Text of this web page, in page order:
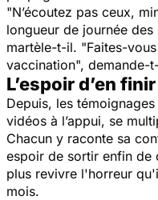
"N’écoutez pas ceux,
longueur de journée
martèle-t-il. "Faites-
vaccination", demande-
L’espoir d’en
Depuis, les
vidéos à l’appui, se
Chacun y raconte sa
espoir de sortir enfin de
plus revivre l'horreur
mois.